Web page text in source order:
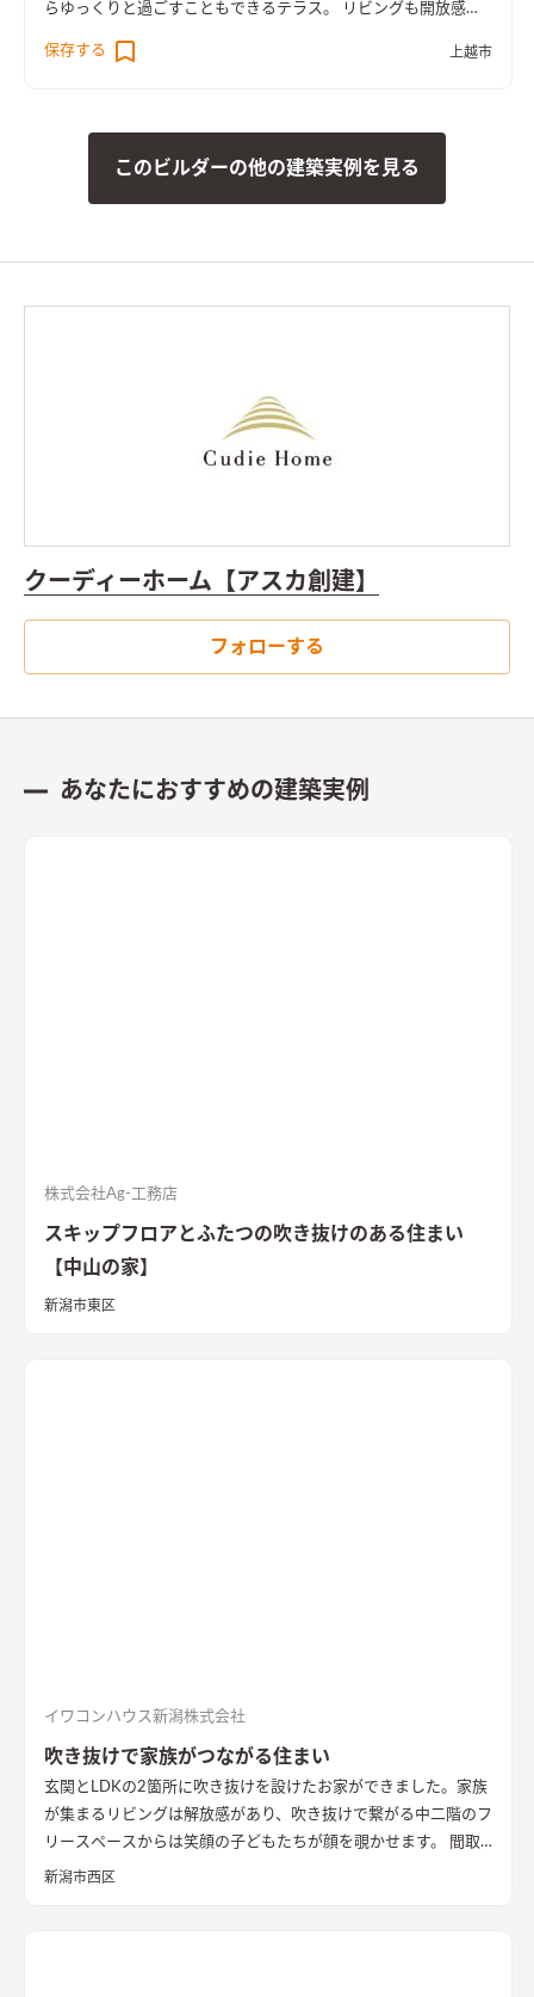
らゆっくりと過ごすこともできるテラス。 リビングも開放感抜
き 身も心も安らぎます。
保存する 上越市
このビルダーの他の建築実例を見る
クーディーホーム【アスカ創建】
フォローする
あなたにおすすめの建築実例
株式会社Ag-工務店
スキップフロアとふたつの吹き抜けのある住まい
【中山の家】
新潟市東区
イワコンハウス新潟株式会社
吹き抜けで家族がつながる住まい
玄関とLDKの2箇所に吹き抜けを設けたお家ができました。家族
が集まるリビングは解放感があり、吹き抜けで繋がる中二階のフ
リースペースからは笑顔の子どもたちが顔を覗かせます。 間取
りは家事のしやすさを考え、キッチンから各お部屋への動線が
新潟市西区